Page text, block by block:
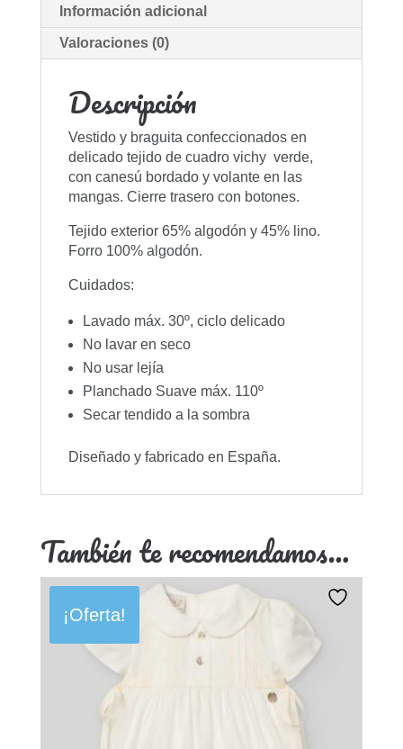
Información adicional
Valoraciones (0)
Descripción
Vestido y braguita confeccionados en
delicado tejido de cuadro vichy verde,
con canesú bordado y volante en las
mangas. Cierre trasero con botones.
Tejido exterior 65% algodón y 45% lino.
Forro 100% algodón.
Cuidados:
Lavado máx. 30º, ciclo delicado
No lavar en seco
No usar lejía
Planchado Suave máx. 110º
Secar tendido a la sombra
Diseñado y fabricado en España.
También te recomendamos…
¡Oferta!